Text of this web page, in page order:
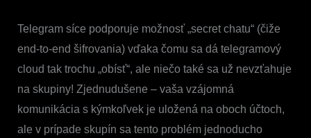
Telegram síce podporuje možnosť „secret chatu“ (čiže
end-to-end šifrovania) vďaka čomu sa dá telegramový
cloud tak trochu „obísť“, ale niečo také sa už nevzťahuje
na skupiny! Zjednudušene – vaša vzájomná
komunikácia s kýmkoľvek je uložená na oboch účtoch,
ale v prípade skupín sa tento problém jednoducho